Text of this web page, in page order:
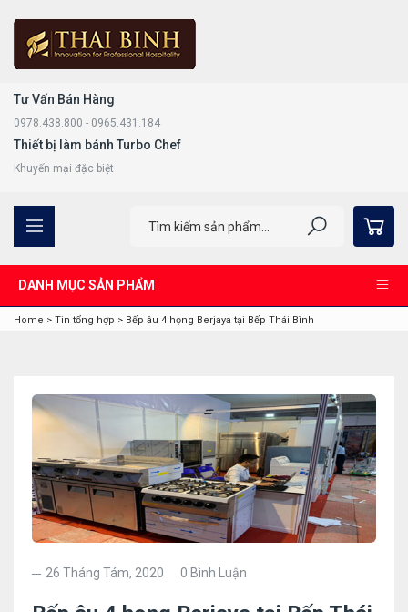
Tư Vấn Bán Hàng
0978.438.800 - 0965.431.184
Thiết bị làm bánh Turbo Chef
Khuyến mại đặc biệt
DANH MỤC SẢN PHẨM
Home > Tin tổng hợp > Bếp âu 4 họng Berjaya tại Bếp Thái Bình
26 Tháng Tám, 2020 0 Bình Luận